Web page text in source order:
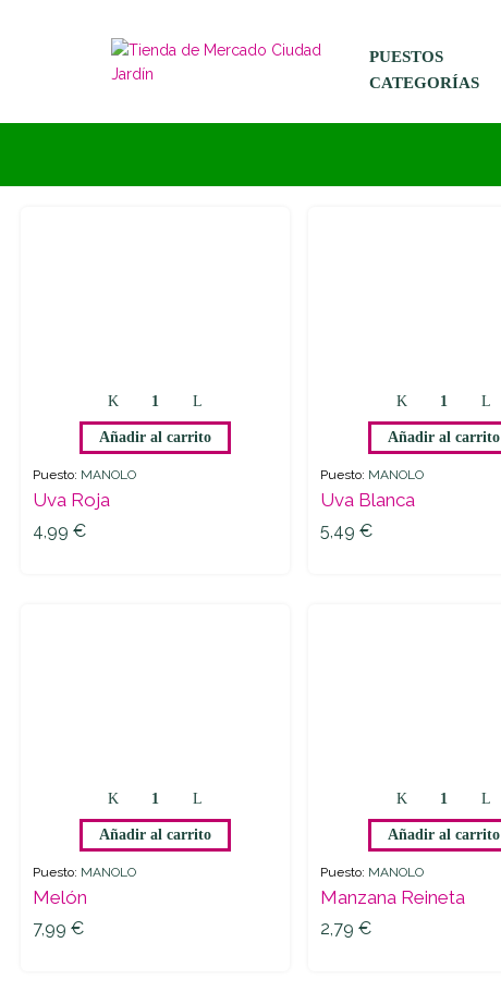
PUESTOS
CATEGORÍAS
Añadir al carrito
4,99€
Puesto: MANOLO
Uva Roja
4,99 €
Añadir al carrito
5,49€
Puesto: MANOLO
Uva Blanca
5,49€
Añadir al carrito
7,99€
Puesto: MANOLO
Melón
7,99 €
Añadir al carrito
2,79€
Puesto: MANOLO
Manzana Reineta
2,79€